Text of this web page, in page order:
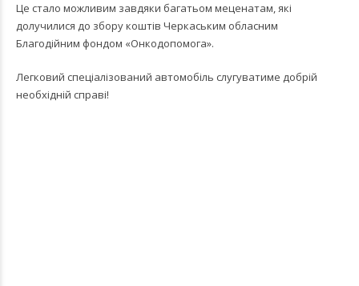
Це стало можливим завдяки багатьом меценатам, які
долучилися до збору коштів Черкаським обласним
Благодійним фондом «Онкодопомога».
Легковий спеціалізований автомобіль слугуватиме добрій
необхідній справі!